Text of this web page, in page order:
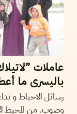
عاملات
باليسرى ما
رسائل الاحباط و
وصوب. من المحيط